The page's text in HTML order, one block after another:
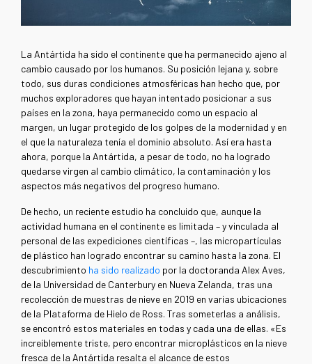
La Antártida ha sido el continente que ha permanecido ajeno al
cambio causado por los humanos. Su posición lejana y, sobre
todo, sus duras condiciones atmosféricas han hecho que, por
muchos exploradores que hayan intentado posicionar a sus
países en la zona, haya permanecido como un espacio al
margen, un lugar protegido de los golpes de la modernidad y en
el que la naturaleza tenía el dominio absoluto. Así era hasta
ahora, porque la Antártida, a pesar de todo, no ha logrado
quedarse virgen al cambio climático, la contaminación y los
aspectos más negativos del progreso humano.
De hecho, un reciente estudio ha concluido que, aunque la
actividad humana en el continente es limitada – y vinculada al
personal de las expediciones científicas –, las micropartículas
de plástico han logrado encontrar su camino hasta la zona. El
descubrimiento ha sido realizado por la doctoranda Alex Aves,
de la Universidad de Canterbury en Nueva Zelanda, tras una
recolección de muestras de nieve en 2019 en varias ubicaciones
de la Plataforma de Hielo de Ross. Tras someterlas a análisis,
se encontró estos materiales en todas y cada una de ellas. «Es
increíblemente triste, pero encontrar microplásticos en la nieve
fresca de la Antártida resalta el alcance de estos